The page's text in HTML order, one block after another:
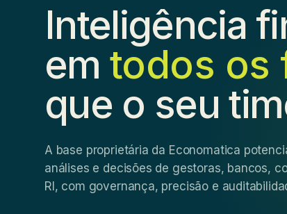
Inteligência
em todos os
que o seu
A base proprietária da Economatica
análises e decisões de gestoras, bancos,
RI, com governança, precisão e